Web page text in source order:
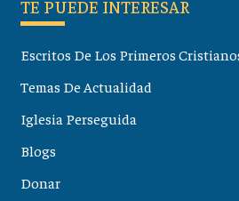
TE PUEDE INTERESAR
Escritos De Los Primeros
Temas De Actualidad
Iglesia Perseguida
Blogs
Donar